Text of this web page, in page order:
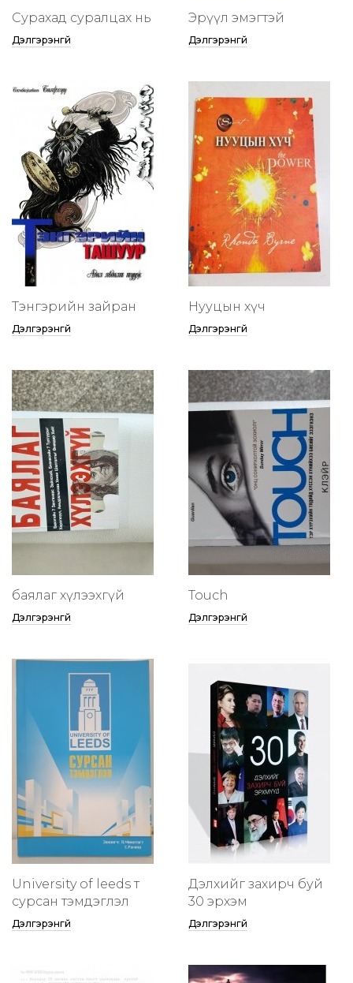
Сурахад суралцах нь
Дэлгэрэнгүй
Эрүүл эмэгтэй
Дэлгэрэнгүй
Тэнгэрийн зайран
Дэлгэрэнгүй
Нууцын хүч
Дэлгэрэнгүй
баялаг хүлээхгүй
Дэлгэрэнгүй
Touch
Дэлгэрэнгүй
University of leeds т
сурсан тэмдэглэл
Дэлгэрэнгүй
Дэлхийг захирч буй
30 эрхэм
Дэлгэрэнгүй